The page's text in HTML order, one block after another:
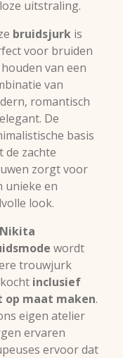
uitstraling.
bruidsjurk is
voor bruiden
van een
van
romantisch
De
basis
de zachte
zorgt voor
unieke en
look.
Nikita
wordt
trouwjurk
inclusief
op maat maken.
eigen atelier
ervaren
ervoor dat